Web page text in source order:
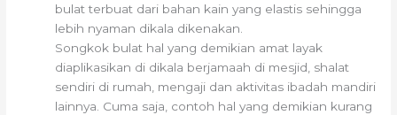
bulat terbuat dari bahan kain yang elastis sehingga
lebih nyaman dikala dikenakan.
Songkok bulat hal yang demikian amat layak
diaplikasikan di dikala berjamaah di mesjid, shalat
sendiri di rumah, mengaji dan aktivitas ibadah mandiri
lainnya. Cuma saja, contoh hal yang demikian kurang